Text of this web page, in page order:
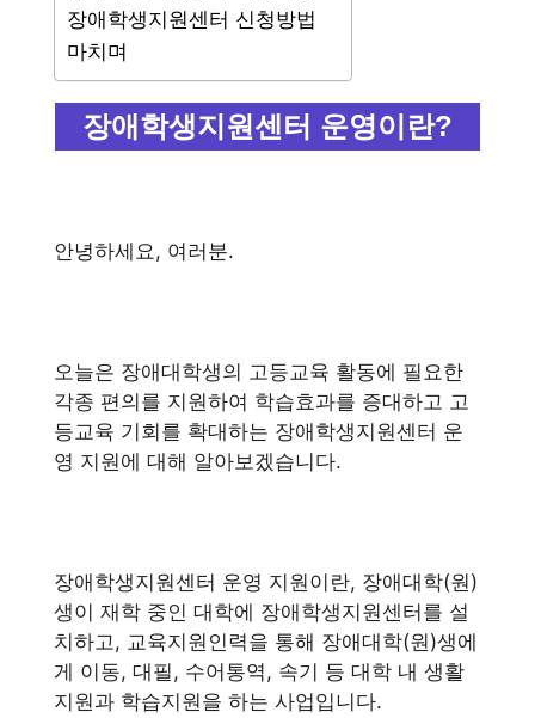
장애학생지원센터 신청방법
마치며
장애학생지원센터 운영이란?
안녕하세요, 여러분.
오늘은 장애대학생의 고등교육 활동에 필요한
각종 편의를 지원하여 학습효과를 증대하고 고
등교육 기회를 확대하는 장애학생지원센터 운
영 지원에 대해 알아보겠습니다.
장애학생지원센터 운영 지원이란, 장애대학(원)
생이 재학 중인 대학에 장애학생지원센터를 설
치하고, 교육지원인력을 통해 장애대학(원)생에
게 이동, 대필, 수어통역, 속기 등 대학 내 생활
지원과 학습지원을 하는 사업입니다.